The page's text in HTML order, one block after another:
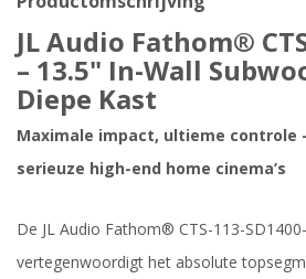
JL Audio Fathom®
– 13.5" In-Wall
Diepe Kast
Maximale impact, ultieme controle
serieuze high-end home cinema’s
De JL Audio Fathom® CTS-113-
vertegenwoordigt het absolute